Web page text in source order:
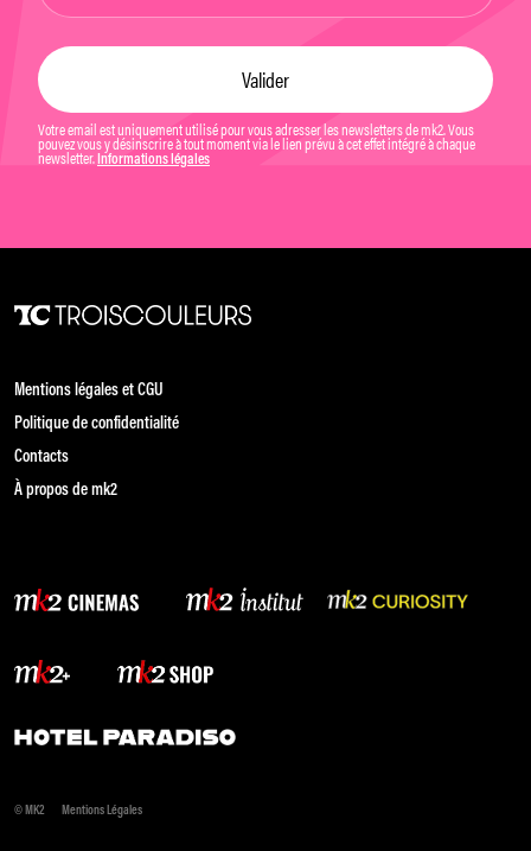
Votre email est uniquement utilisé pour vous adresser les newsletters de mk2. Vous
pouvez vous y désinscrire à tout moment via le lien prévu à cet effet intégré à chaque
newsletter. Informations légales
Mentions légales et CGU
Politique de confidentialité
Contacts
À propos de mk2
© MK2 Mentions Légales